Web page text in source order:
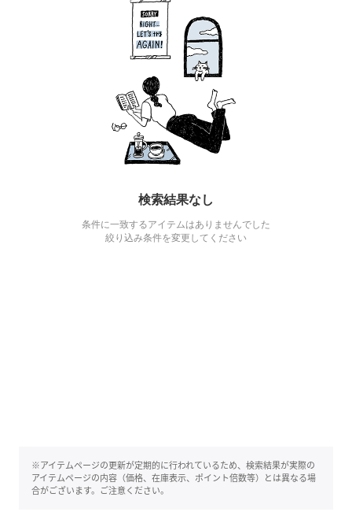
検索結果なし
条件に一致するアイテムはありませんでした
絞り込み条件を変更してください
※アイテムページの更新が定期的に行われているため、検索結果が実際の
アイテムページの内容（価格、在庫表示、ポイント倍数等）とは異なる場
合がございます。ご注意ください。